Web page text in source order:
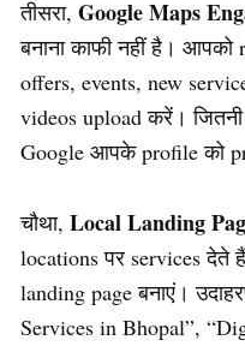
तीसरा, Google Maps
बनाना काफी नहीं है।
offers, events, new
videos upload करें। जितनी
Google आपके profile को
चौथा, Local Landing
locations पर services देते
landing page बनाएं।
Services in Bhopal”,